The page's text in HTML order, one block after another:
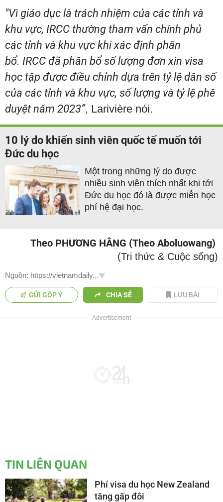
"Vì giáo dục là trách nhiệm của các tỉnh và
khu vực, IRCC thường tham vấn chính phủ
các tỉnh và khu vực khi xác định phân
bổ. IRCC đã phân bổ số lượng đơn xin visa
học tập được điều chỉnh dựa trên tỷ lệ dân số
của các tỉnh và khu vực, số lượng và tỷ lệ phê
duyệt năm 2023”, Larivière nói.
10 lý do khiến sinh viên quốc tế muốn tới
Đức du học
Một trong những lý do được
nhiều sinh viên thích nhất khi tới
Đức du học đó là được miễn học
phí hệ đại học.
Theo PHƯƠNG HẰNG (Theo Aboluowang)
(Tri thức & Cuộc sống)
Nguồn: https://vietnamdaily...
GỬI GÓP Ý CHIA SẺ LƯU BÀI
TIN LIÊN QUAN
Phí visa du học New Zealand
tăng gấp đôi